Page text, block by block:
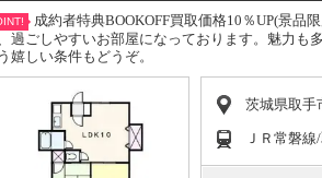
成約者特典BOOKOFF買取価格10％UP(景品
過ごしやすいお部屋になっております。魅力も
嬉しい条件もどうぞ。
茨城県取手
ＪＲ常磐